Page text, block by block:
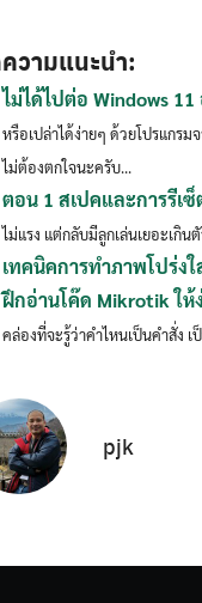
วามแนะนำ:
ไม่ได้ไปต่อ Windows
หรือเปล่าได้ง่ายๆ ด้วยโปรแกรม
ไม่ต้องตกใจนะครับ...
ตอน 1 สเปคและการรีเซ็
ไม่แรง แต่กลับมีลูกเล่นเยอะเกิ
เทคนิคการทำภาพโปร่ง
ฝึกอ่านโค๊ด Mikrotik ให้
คล่องที่จะรู้ว่าคำไหนเป็นคำสั่ง
pjk